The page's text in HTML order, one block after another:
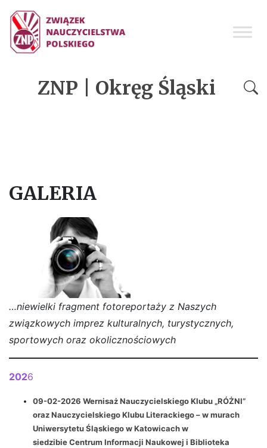
ZNP | Okręg Śląski
GALERIA
…niewielki fragment fotoreportaży z Naszych
związkowych imprez kulturalnych, turystycznych,
sportowych oraz okolicznościowych
2026
09-02-2026 Wernisaż Nauczycielskiego Klubu „RÓŻNI”
oraz Nauczycielskiego Klubu Literackiego – w murach
Uniwersytetu Śląskiego w Katowicach w
siedzibie Centrum Informacji Naukowej i Biblioteka